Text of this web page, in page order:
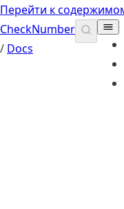
Перейти к
CheckNumber
/ Docs